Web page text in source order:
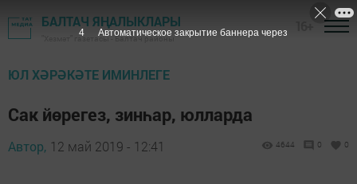
БАЛТАЧ ЯҢАЛЫКЛАРЫ
"Хезмәт" газетасы - Балтач районы
ЮЛ ХӘРӘКӘТЕ ИМИНЛЕГЕ
Сак йөрегез, зинһар, юлларда
Автор, 12 май 2019 - 12:41 4644 0 0
3 Автоматическое закрытие баннера через